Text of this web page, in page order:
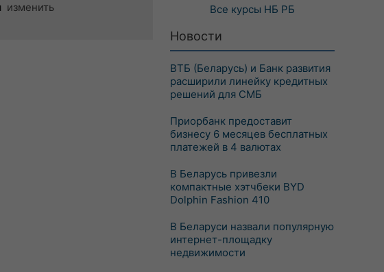
изменить
Все курсы НБ РБ
Новости
ВТБ (Беларусь) и Банк развития
расширили линейку кредитных
решений для СМБ
Приорбанк предоставит
бизнесу 6 месяцев бесплатных
платежей в 4 валютах
В Беларусь привезли
компактные хэтчбеки BYD
Dolphin Fashion 410
В Беларуси назвали популярную
интернет-площадку
недвижимости